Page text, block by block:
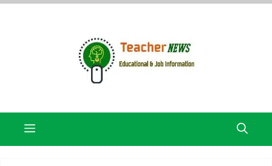
Skip
Menu